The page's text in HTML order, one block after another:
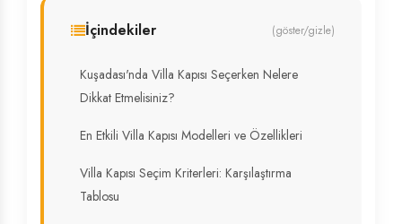
İçindekiler (göster/gizle)
Kuşadası'nda Villa Kapısı Seçerken Nelere
Dikkat Etmelisiniz?
En Etkili Villa Kapısı Modelleri ve Özellikleri
Villa Kapısı Seçim Kriterleri: Karşılaştırma
Tablosu